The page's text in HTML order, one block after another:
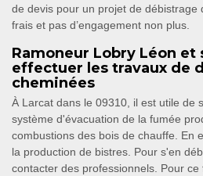
de devis pour un projet de débistrage
frais et pas d’engagement non plus.
Ramoneur Lobry Léon
effectuer les travaux de
cheminées
À Larcat dans le 09310, il est utile de
système d'évacuation de la fumée
combustions des bois de chauffe. En
la production de bistres. Pour s'en
contacter des professionnels. Pour